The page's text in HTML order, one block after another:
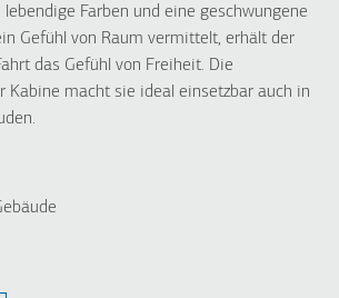
Farben und eine geschwungene
Gefühl von Raum vermittelt, erhält der
das Gefühl von Freiheit. Die
Kabine macht sie ideal einsetzbar auch in